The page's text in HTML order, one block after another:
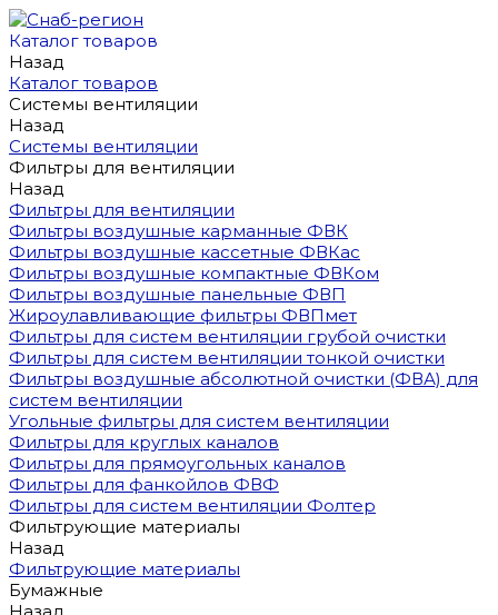
Каталог товаров
Назад
Каталог товаров
Системы вентиляции
Назад
Системы вентиляции
Фильтры для вентиляции
Назад
Фильтры для вентиляции
Фильтры воздушные карманные ФВК
Фильтры воздушные кассетные ФВКас
Фильтры воздушные компактные ФВКом
Фильтры воздушные панельные ФВП
Жироулавливающие фильтры ФВПмет
Фильтры для систем вентиляции грубой очистки
Фильтры для систем вентиляции тонкой очистки
Фильтры воздушные абсолютной очистки (ФВА) для
систем вентиляции
Угольные фильтры для систем вентиляции
Фильтры для круглых каналов
Фильтры для прямоугольных каналов
Фильтры для фанкойлов ФВФ
Фильтры для систем вентиляции Фолтер
Фильтрующие материалы
Назад
Фильтрующие материалы
Бумажные